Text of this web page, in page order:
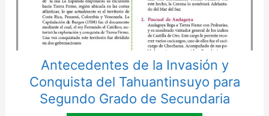
Antecedentes de la Invasión y
Conquista del Tahuantinsuyo para
Segundo Grado de Secundaria